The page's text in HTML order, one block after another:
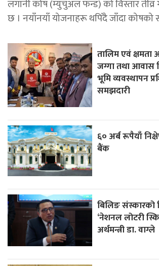
लगानी कोष (म्युचुअल फन्ड) को विस्तार
छ । नयाँनयाँ योजनाहरू थपिँदै जाँदा कोषको
तालिम एवं क्षमता
जग्गा तथा आवास
भूमि व्यवस्थापन
समझदारी
६० अर्ब रूपैयाँ
बैंक
बिलिङ संस्कारको
‘नेशनल लोटरी
अर्थमन्त्री डा. वाग्ले